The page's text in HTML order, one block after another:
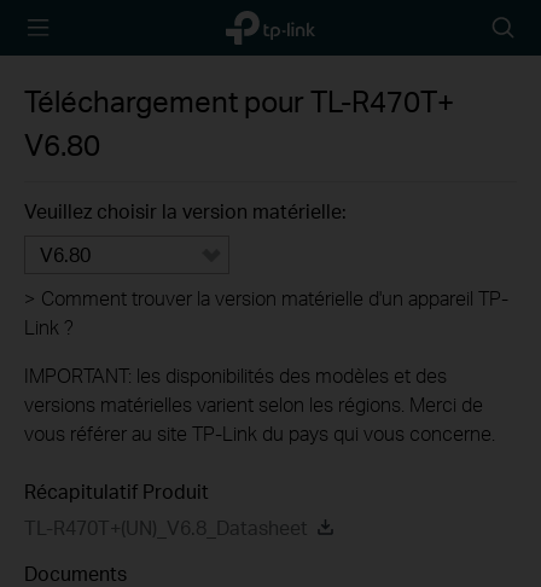
TP-Link,
Reliably
icon
Téléchargement pourTL-R470T+
V6.80
Veuillez choisir la version matérielle:
V6.80
> Comment trouver la version matérielle d'un appareil TP-
Link ?
IMPORTANT: les disponibilités des modèles et des
versions matérielles varient selon les régions. Merci de
vous référer au site TP-Link du pays qui vous concerne.
Récapitulatif Produit
TL-R470T+(UN)_V6.8_Datasheet
Documents